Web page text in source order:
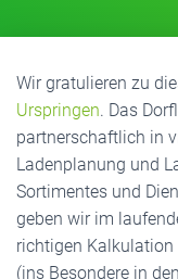
Wir gratulieren zu
Urspringen. Das
partnerschaftlich in
Ladenplanung und
Sortimentes und
geben wir im
richtigen Kalkulation
(ins Besondere in